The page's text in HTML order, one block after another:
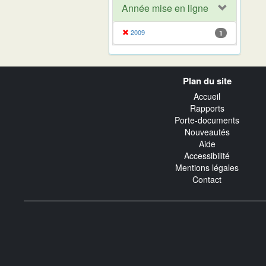
Année mise en ligne
2009 1
Plan du site
Accueil
Rapports
Porte-documents
Nouveautés
Aide
Accessibilité
Mentions légales
Contact